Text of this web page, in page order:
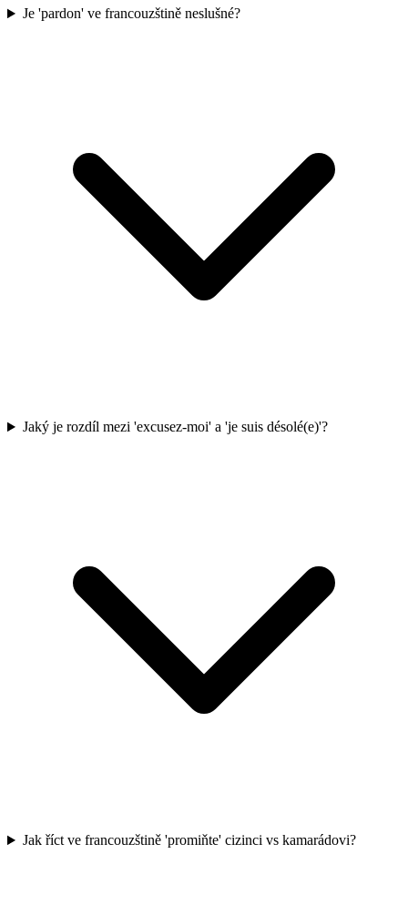
Je 'pardon' ve francouzštině neslušné?
Jaký je rozdíl mezi 'excusez-moi' a 'je suis désolé(e)'?
Jak říct ve francouzštině 'promiňte' cizinci vs kamarádovi?